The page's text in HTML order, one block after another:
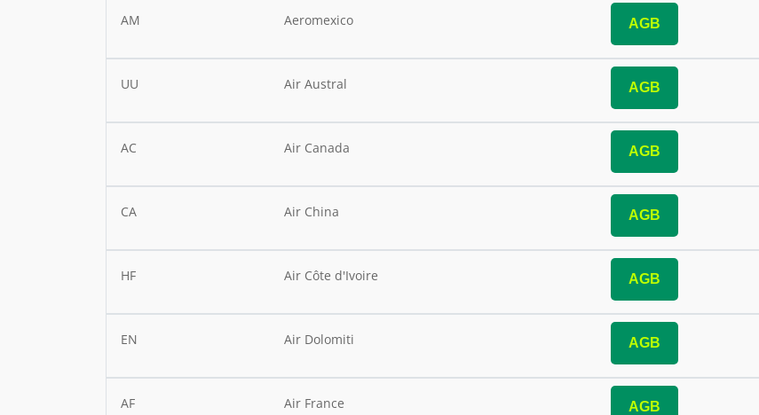
AM Aeromexico AGB
UU Air Austral AGB
AC Air Canada AGB
CA Air China AGB
HF Air Côte d'Ivoire AGB
EN Air Dolomiti AGB
AF Air France AGB